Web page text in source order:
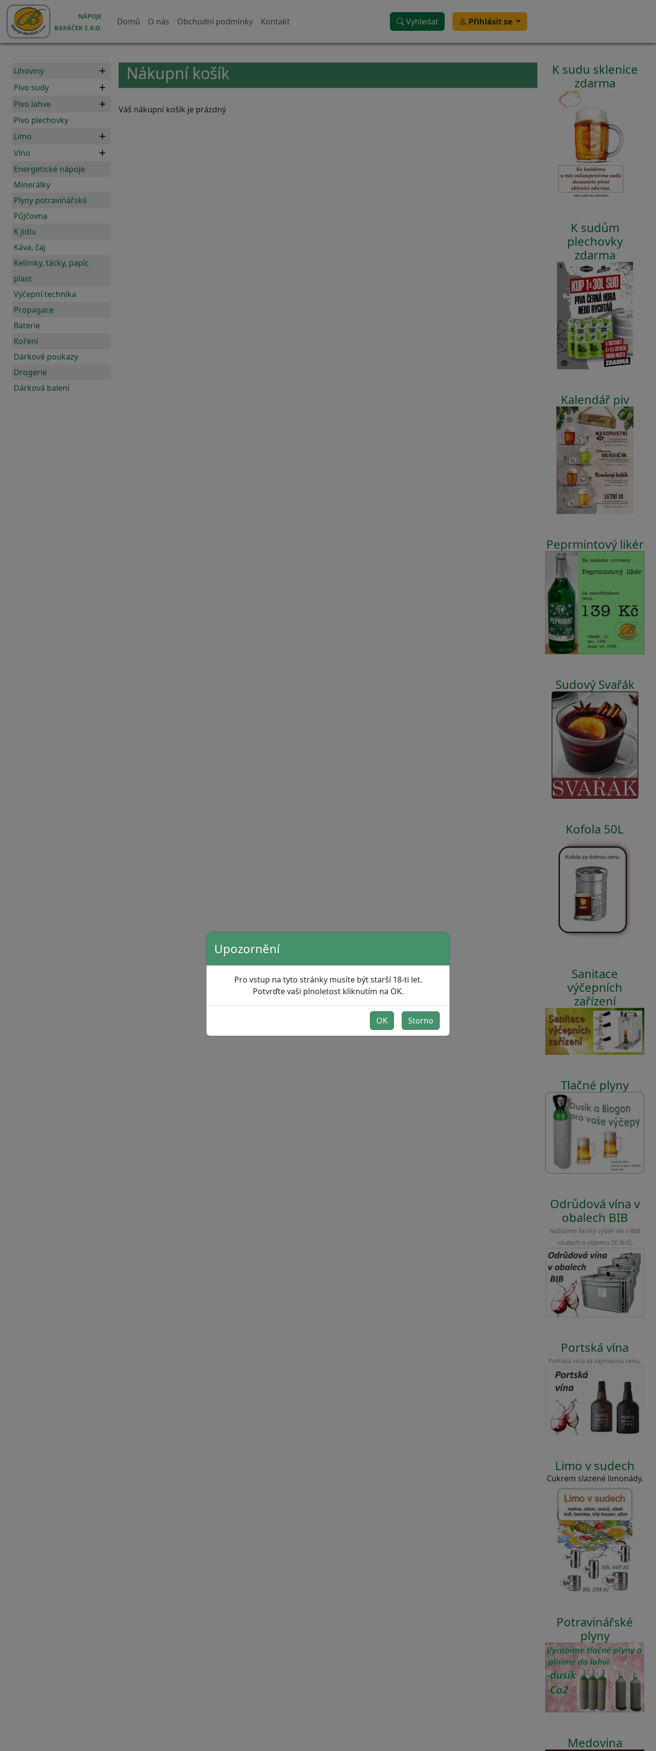
Přejít k hlavnímu obsahu
NÁPOJE
BARÁČEK S.R.O.
Hlavní navigace
Domů O nás Obchodní podmínky Kontakt Vyhledat Přihlásit se
Lihoviny
Pivo sudy
Pivo lahve
Pivo plechovky
Limo
Víno
Energetické nápoje
Minerálky
Plyny potravinářské
Půjčovna
K jídlu
Káva, čaj
Kelímky, tácky, papír,
plast
Výčepní technika
Propagace
Baterie
Koření
Dárkové poukazy
Drogerie
Dárková balení
Nákupní košík
Váš nákupní košík je prázdný
K sudu sklenice
zdarma
K sudům
plechovky
zdarma
Kalendář piv
Peprmintový likér
Sudový Svařák
Kofola 50L
Sanitace
výčepních
zařízení
Tlačné plyny
Odrůdová vína v
obalech BIB
Nabízíme široký výběr vín v BIB
obalech o objemu 20 litrů.
Portská vína
Portská vína za zajímavou cenu.
Limo v sudech
Cukrem slazené limonády.
Potravinářské
plyny
Medovina
Upozornění
Pro vstup na tyto stránky musíte být starší 18-ti let.
Potvrďte vaši plnoletost kliknutím na OK.
OK Storno